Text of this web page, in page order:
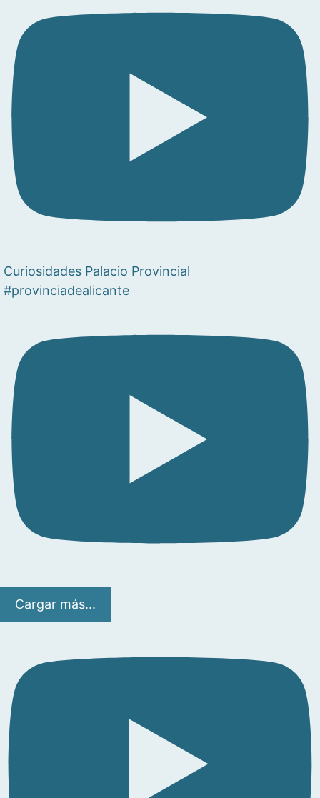
Curiosidades Palacio Provincial
#provinciadealicante
Cargar más...